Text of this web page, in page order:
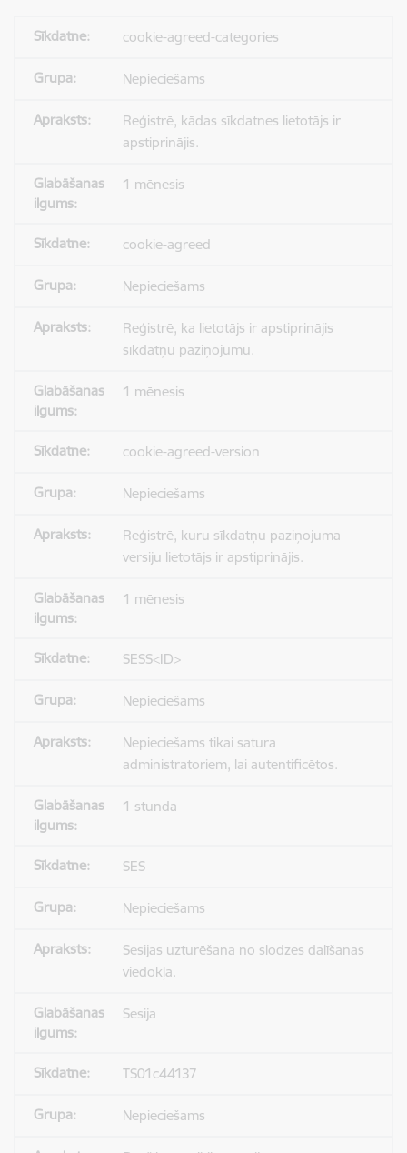
cookie-agreed-categories
Nepieciešams
Reģistrē, kādas sīkdatnes lietotājs ir
apstiprinājis.
1 mēnesis
cookie-agreed
Nepieciešams
Reģistrē, ka lietotājs ir apstiprinājis
sīkdatņu paziņojumu.
1 mēnesis
cookie-agreed-version
Nepieciešams
Reģistrē, kuru sīkdatņu paziņojuma
versiju lietotājs ir apstiprinājis.
1 mēnesis
SESS<ID>
Nepieciešams
Nepieciešams tikai satura
administratoriem, lai autentificētos.
1 stunda
SES
Nepieciešams
Sesijas uzturēšana no slodzes dalīšanas
viedokļa.
Sesija
TS01c44137
Nepieciešams